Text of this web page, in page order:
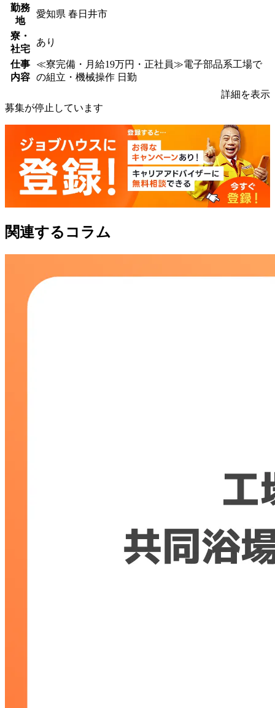
勤務
地
愛知県 春日井市
寮・
社宅
あり
仕事
内容
≪寮完備・月給19万円・正社員≫電子部品系工場で
の組立・機械操作 日勤
詳細を表示
募集が停止しています
関連するコラム